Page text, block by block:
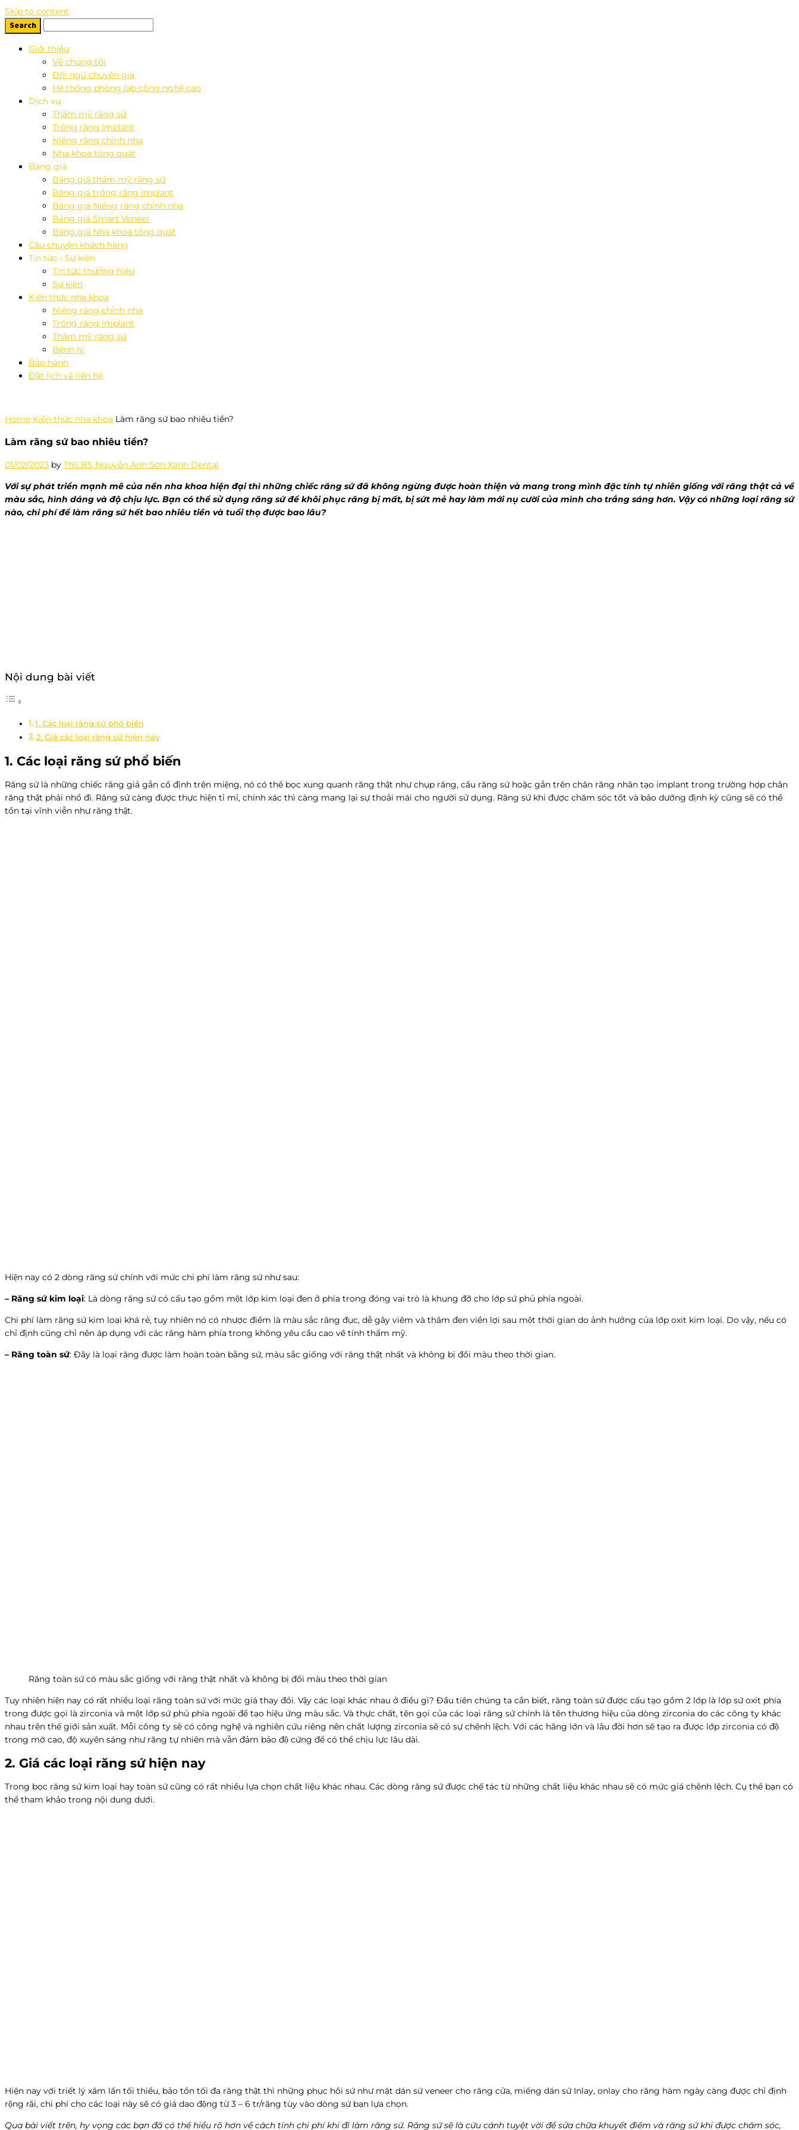
Skip to content
Giới thiệu
Về chúng tôi
Đội ngũ chuyên gia
Hệ thống phòng lab công nghệ cao
Dịch vụ
Thẩm mỹ răng sứ
Trồng răng Implant
Niềng răng chỉnh nha
Nha khoa tổng quát
Bảng giá
Bảng giá thẩm mỹ răng sứ
Bảng giá trồng răng Implant
Bảng giá Niềng răng chỉnh nha
Bảng giá Smart Veneer
Bảng giá Nha khoa tổng quát
Câu chuyện khách hàng
Tin tức - Sự kiện
Tin tức thương hiệu
Sự kiện
Kiến thức nha khoa
Niềng răng chỉnh nha
Trồng răng Implant
Thẩm mỹ răng sứ
Bệnh lý
Bảo hành
Đặt lịch và liên hệ
Home Kiến thức nha khoa Làm răng sứ bao nhiêu tiền?
Làm răng sứ bao nhiêu tiền?
01/02/2023 by ThS.BS Nguyễn Anh Sơn Xanh Dental
Với sự phát triển mạnh mẽ của nền nha khoa hiện đại thì những chiếc răng sứ đã không ngừng được hoàn thiện và mang trong mình đặc tính tự nhiên giống với răng thật cả về
màu sắc, hình dáng và độ chịu lực. Bạn có thể sử dụng răng sứ để khôi phục răng bị mất, bị sứt mẻ hay làm mới nụ cười của mình cho trắng sáng hơn. Vậy có những loại răng sứ
nào, chi phí để làm răng sứ hết bao nhiêu tiền và tuổi thọ được bao lâu?
Nội dung bài viết
1. Các loại răng sứ phổ biến
2. Giá các loại răng sứ hiện nay
1. Các loại răng sứ phổ biến
Răng sứ là những chiếc răng giả gắn cố định trên miệng, nó có thể bọc xung quanh răng thật như chụp răng, cầu răng sứ hoặc gắn trên chân răng nhân tạo implant trong trường hợp chân
răng thật phải nhổ đi. Răng sứ càng được thực hiện tỉ mỉ, chính xác thì càng mang lại sự thoải mái cho người sử dụng. Răng sứ khi được chăm sóc tốt và bảo dưỡng định kỳ cũng sẽ có thể
tồn tại vĩnh viễn như răng thật.
Hiện nay có 2 dòng răng sứ chính với mức chi phí làm răng sứ như sau:
– Răng sứ kim loại: Là dòng răng sứ có cấu tạo gồm một lớp kim loại đen ở phía trong đóng vai trò là khung đỡ cho lớp sứ phủ phía ngoài.
Chi phí làm răng sứ kim loại khá rẻ, tuy nhiên nó có nhược điểm là màu sắc răng đục, dễ gây viêm và thâm đen viền lợi sau một thời gian do ảnh hưởng của lớp oxit kim loại. Do vậy, nếu có
chỉ định cũng chỉ nên áp dụng với các răng hàm phía trong không yêu cầu cao về tính thẩm mỹ.
– Răng toàn sứ: Đây là loại răng được làm hoàn toàn bằng sứ, màu sắc giống với răng thật nhất và không bị đổi màu theo thời gian.
Răng toàn sứ có màu sắc giống với răng thật nhất và không bị đổi màu theo thời gian
Tuy nhiên hiện nay có rất nhiều loại răng toàn sứ với mức giá thay đổi. Vậy các loại khác nhau ở điều gì? Đầu tiên chúng ta cần biết, răng toàn sứ được cấu tạo gồm 2 lớp là lớp sứ oxit phía
trong được gọi là zirconia và một lớp sứ phủ phía ngoài để tạo hiệu ứng màu sắc. Và thực chất, tên gọi của các loại răng sứ chính là tên thương hiệu của dòng zirconia do các công ty khác
nhau trên thế giới sản xuất. Mỗi công ty sẽ có công nghệ và nghiên cứu riêng nên chất lượng zirconia sẽ có sự chênh lệch. Với các hãng lớn và lâu đời hơn sẽ tạo ra được lớp zirconia có độ
trong mờ cao, độ xuyên sáng như răng tự nhiên mà vẫn đảm bảo độ cứng để có thể chịu lực lâu dài.
2. Giá các loại răng sứ hiện nay
Trong bọc răng sứ kim loại hay toàn sứ cũng có rất nhiều lựa chọn chất liệu khác nhau. Các dòng răng sứ được chế tác từ những chất liệu khác nhau sẽ có mức giá chênh lệch. Cụ thể bạn có
thể tham khảo trong nội dung dưới.
Hiện nay với triết lý xâm lấn tối thiểu, bảo tồn tối đa răng thật thì những phục hồi sứ như mặt dán sứ veneer cho răng cửa, miếng dán sứ Inlay, onlay cho răng hàm ngày càng được chỉ định
rộng rãi, chi phí cho các loại này sẽ có giá dao động từ 3 – 6 tr/răng tùy vào dòng sứ bạn lựa chọn.
Qua bài viết trên, hy vọng các bạn đã có thể hiểu rõ hơn về cách tính chi phí khi đi làm răng sứ. Răng sứ sẽ là cứu cánh tuyệt vời để sửa chữa khuyết điểm và răng sứ khi được chăm sóc,